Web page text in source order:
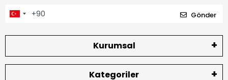
Gönder
Kurumsal
Kategoriler